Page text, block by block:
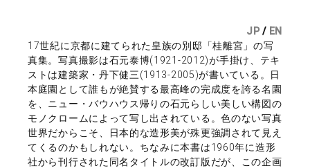
JP / EN
17世紀に京都に建てられた皇族の別邸「桂離宮」の写
真集。写真撮影は石元泰博(1921-2012)が手掛け、テキ
ストは建築家・丹下健三(1913-2005)が書いている。日
本庭園として誰もが絶賛する最高峰の完成度を誇る名園
を、ニュー・バウハウス帰りの石元らしい美しい構図の
モノクロームによって写し出されている。色のない写真
世界だからこそ、日本的な造形美が殊更強調されて見え
てくるのかもしれない。ちなみに本書は1960年に造形
社から刊行された同名タイトルの改訂版だが、この企画